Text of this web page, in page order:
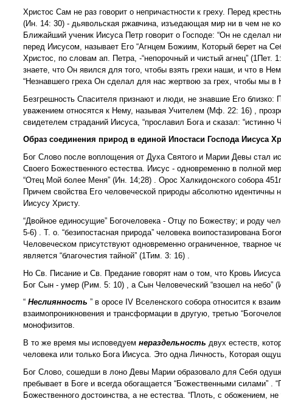
Христос Сам не раз говорит о непричастности к греху. Перед
(Ин. 14: 30) - дьявольская ржавчина, изъедающая мир ни в чем не
Ближайший ученик Иисуса Петр говорит о Господе: “Он не сделал
перед Иисусом, называет Его “Агнцем Божиим, Который берет на
Христос, по словам ап. Петра, -“непорочный и чистый агнец” (1Пет.
знаете, что Он явился для того, чтобы взять грехи наши, и что в
“Незнавшего греха Он сделал для нас жертвою за грех, чтобы мы
Безгрешность Спасителя признают и люди, не знавшие Его
уважением относятся к Нему, называя Учителем (Мф. 22: 16) ,
свидетелем страданий Иисуса, “прославил Бога и сказал: “истинно
Образ соединения природ в единой Ипостаси Господа Иисуса
Бог Слово после воплощения от Духа Святого и Марии Девы стал
Своего Божественного естества. Иисус - одновременно в полной
“Отец Мой более Меня” (Ин. 14;28) . Орос Халкидонского собора
Причем свойства Его человеческой природы абсолютно идентичны
Иисусу Христу.
“Двойное единосущие” Богочеловека - Отцу по Божеству; и роду
5-6) . Т. о. “безипостасная природа” человека воипостазирована
Человеческом присутствуют одновременно ограниченное,
является “благочестия тайной” (1Тим. 3: 16) .
Но Св. Писание и Св. Предание говорят нам о том, что Кровь
Бог Сын - умер (Рим. 5: 10) , а Сын Человеческий “взошел на небо”
“ Неслиянность ” в оросе IV Вселенского собора относится к
взаимопроникновения и трансформации в другую, третью
монофизитов.
В то же время мы исповедуем нераздельность двух естеств,
человека или только Бога Иисуса. Это одна Личность, Которая
Бог Слово, сошедши в лоно Девы Марии образовало для Себя
пребывает в Боге и всегда обогащается “Божественными силами” .
Божественного достоинства, а не естества. “Плоть, с обожением,